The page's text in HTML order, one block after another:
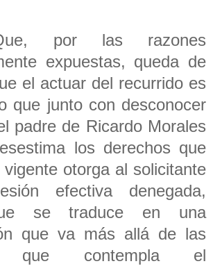
por las razones
expuestas, queda de
el actuar del recurrido es
que junto con desconocer
padre de Ricardo Morales
los derechos que
otorga al solicitante
efectiva denegada,
se traduce en una
que va más allá de las
que contempla el